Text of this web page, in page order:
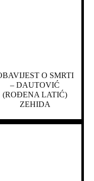
O SMRTI
– DAUTOVIĆ
(ROĐENA LATIĆ)
ZEHIDA